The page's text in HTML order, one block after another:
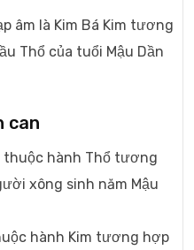
âm là Kim Bá Kim tương
Thổ của tuổi Mậu Dần
can
thuộc hành Thổ tương
xông sinh năm Mậu
hành Kim tương hợp